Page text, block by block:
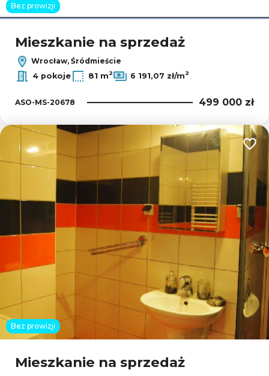
Bez prowizji
Mieszkanie na sprzedaż
Wrocław, Śródmieście
4 pokoje
81 m2 6 191,07 zł/m2
ASO-MS-20678 499 000 zł
Bez prowizji
Mieszkanie na sprzedaż